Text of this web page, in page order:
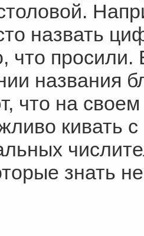
назвать
что
названия
что на
знать не